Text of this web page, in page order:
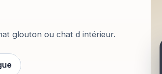
glouton ou chat d intérieur.